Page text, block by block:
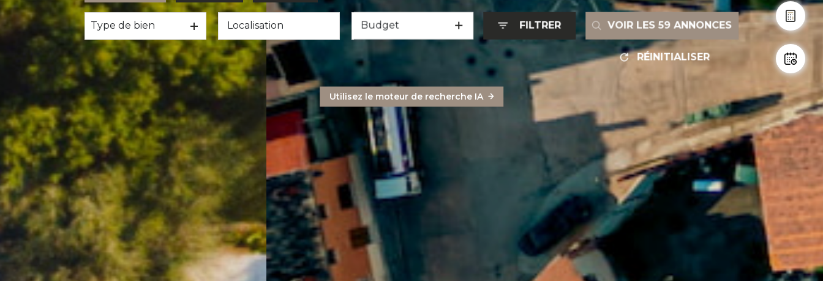
DE L'ANCIEN
DU NEUF
DE L'IMMO PRO
DE L'HABITATION
Type de bien Budget FILTRER VOIR LES59 ANNONCES
RÉINITIALISER
Utilisez le moteur de recherche IA